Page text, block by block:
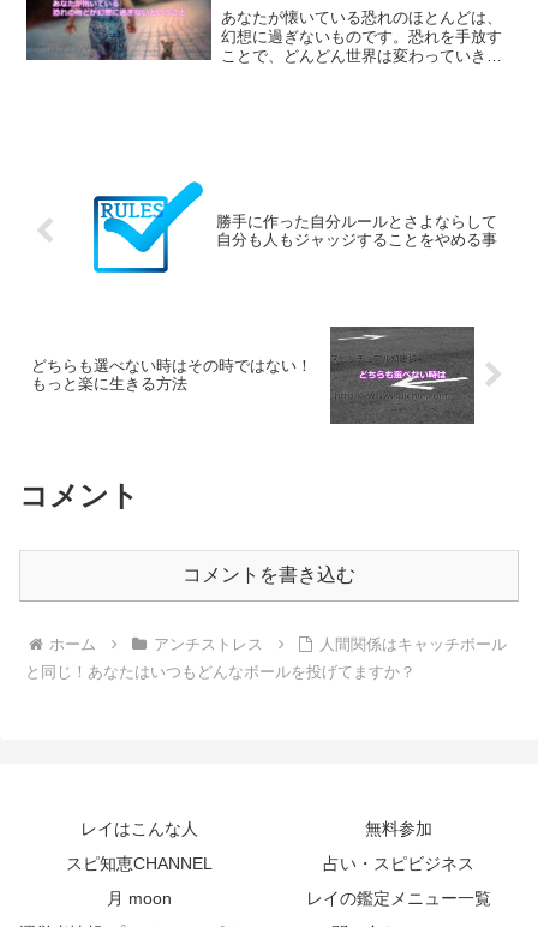
あなたが懐いている恐れのほとんどは、
幻想に過ぎないものです。恐れを手放す
ことで、どんどん世界は変わっていきま
勝手に作った自分ルールとさよならして
自分も人もジャッジすることをやめる事
どちらも選べない時はその時ではない！
もっと楽に生きる方法
コメント
コメントを書き込む
ホーム アンチストレス
人間関係はキャッチボール
と同じ！あなたはいつもどんなボールを投げてますか？
レイはこんな人
無料参加
スピ知恵CHANNEL
占い・スピビジネス
月 moon
レイの鑑定メニュー一覧